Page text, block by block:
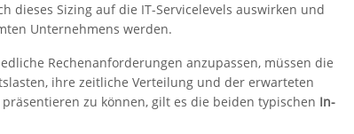
dieses Sizing auf die IT-Servicelevels auswirken und
Unternehmens werden.
Rechenanforderungen anzupassen, müssen die
ihre zeitliche Verteilung und der erwarteten
zu können, gilt es die beiden typischen In-